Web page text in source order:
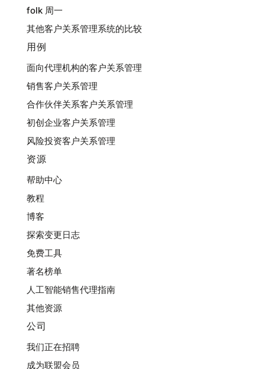
folk 周一
其他客户关系管理系统的比较
用例
面向代理机构的客户关系管理
销售客户关系管理
合作伙伴关系客户关系管理
初创企业客户关系管理
风险投资客户关系管理
资源
帮助中心
教程
博客
探索变更日志
免费工具
著名榜单
人工智能销售代理指南
其他资源
公司
我们正在招聘
成为联盟会员